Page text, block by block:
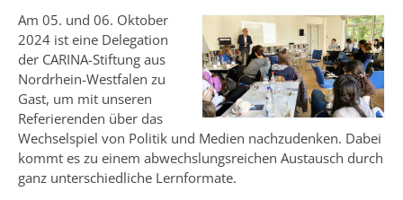
Am 05. und 06. Oktober
2024 ist eine Delegation
der CARINA-Stiftung aus
Nordrhein-Westfalen zu
Gast, um mit unseren
Referierenden über das
Wechselspiel von Politik und Medien nachzudenken. Dabei
kommt es zu einem abwechslungsreichen Austausch durch
ganz unterschiedliche Lernformate.